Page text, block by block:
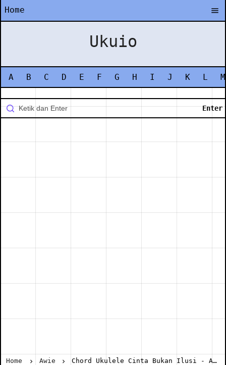
Home
Ukuio
A B C D E F G H I J K L M
Home Awie Chord Ukulele Cinta Bukan Ilusi - Awie